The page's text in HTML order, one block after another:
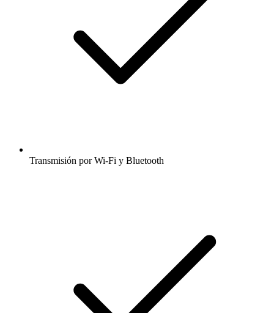
Transmisión por Wi-Fi y Bluetooth